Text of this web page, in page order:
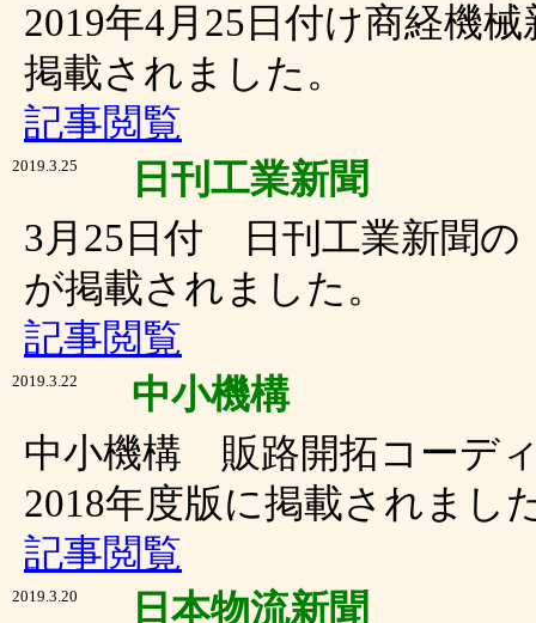
2019年4月25日付け商経機
掲載されました。
記事閲覧
2019.3.25
日刊工業新聞
3月25日付 日刊工業新聞の
が掲載されました。
記事閲覧
2019.3.22
中小機構
中小機構 販路開拓コーデ
2018年度版に掲載されまし
記事閲覧
2019.3.20
日本物流新聞